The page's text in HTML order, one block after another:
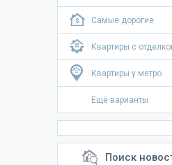
Самые дорогие
Квартиры с
Квартиры у метро
Ещё варианты
Поиск